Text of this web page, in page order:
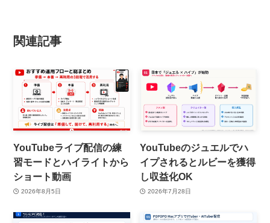
関連記事
YouTubeライブ配信の練
習モードとハイライトから
ショート動画
2026年8月5日
YouTubeのジュエルでハ
イプされるとルビーを獲得
し収益化OK
2026年7月28日